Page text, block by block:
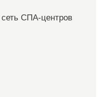
СПА-центров